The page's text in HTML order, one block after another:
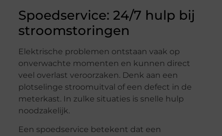
Spoedservice: 24/7 hulp bij
stroomstoringen
Elektrische problemen ontstaan vaak op
onverwachte momenten en kunnen direct
veel overlast veroorzaken. Denk aan een
plotselinge stroomuitval of een defect in de
meterkast. In zulke situaties is snelle hulp
noodzakelijk.
Een spoedservice betekent dat een